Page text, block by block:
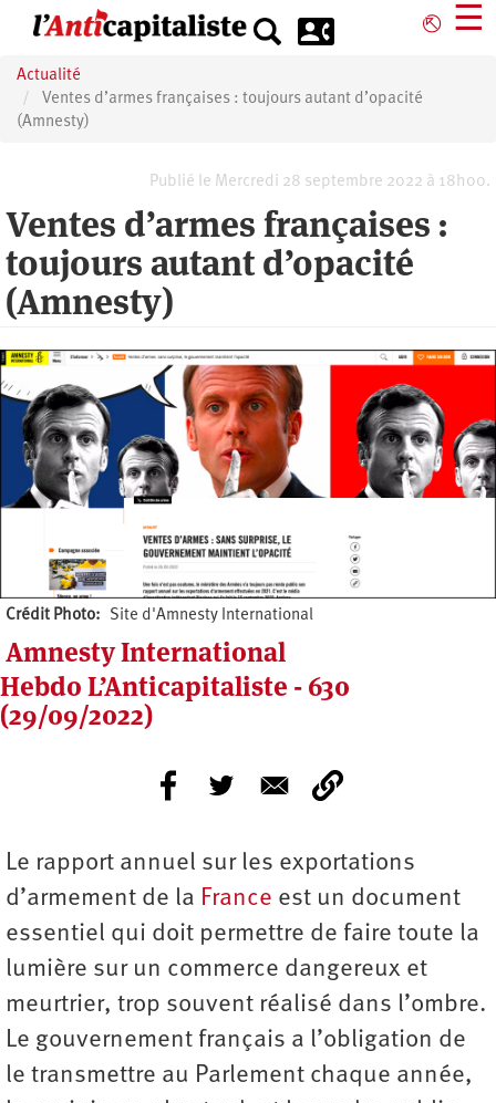
principal
⎋ ☰
Actualité
Ventes d’armes françaises : toujours autant d’opacité
(Amnesty)
Publié le Mercredi 28 septembre 2022 à 18h00.
Ventes d’armes françaises :
toujours autant d’opacité
(Amnesty)
Crédit Photo Site d'Amnesty International
Amnesty International
Hebdo L’Anticapitaliste - 630
(29/09/2022)
Le rapport annuel sur les exportations
d’armement de la France est un document
essentiel qui doit permettre de faire toute la
lumière sur un commerce dangereux et
meurtrier, trop souvent réalisé dans l’ombre.
Le gouvernement français a l’obligation de
le transmettre au Parlement chaque année,